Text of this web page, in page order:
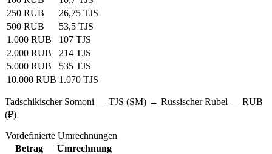
250 RUB
26,75 TJS
500 RUB
53,5 TJS
1.000 RUB
107 TJS
2.000 RUB
214 TJS
5.000 RUB
535 TJS
10.000 RUB 1.070 TJS
Tadschikischer Somoni — TJS (SM) → Russischer Rubel — RUB
(₽)
Vordefinierte Umrechnungen
Betrag
Umrechnung